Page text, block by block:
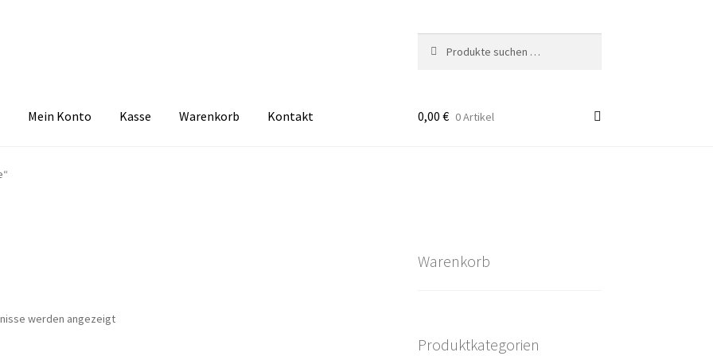
nach:
Mein Konto Kasse Warenkorb Kontakt 0,00 € 0 Artikel
werden angezeigtNach
Warenkorb
Produktkategorien